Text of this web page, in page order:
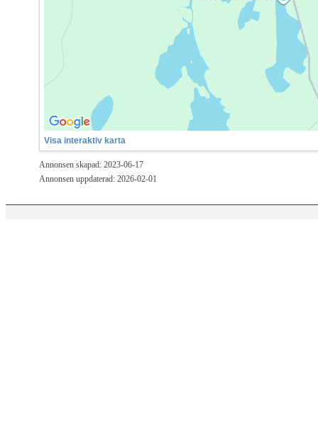
Visa interaktiv karta
Annonsen skapad: 2023-06-17
Annonsen uppdaterad: 2026-02-01